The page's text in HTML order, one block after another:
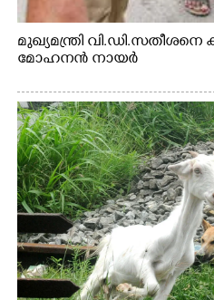
മുഖ്യമന്ത്രി
മോഹനൻ നായർ